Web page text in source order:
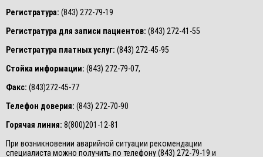
Регистратура: (843) 272-79-19
Регистратура для записи пациентов: (843) 272-41-55
Регистратура платных услуг: (843) 272-45-95
Стойка информации: (843) 272-79-07,
Факс: (843)272-45-77
Телефон доверия: (843) 272-70-90
Горячая линия: 8(800)201-12-81
При возникновении аварийной ситуации рекомендации
специалиста можно получить по телефону (843) 272-79-19 и